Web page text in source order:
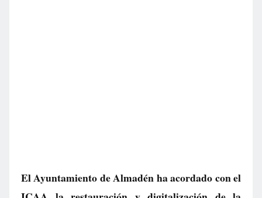
El Ayuntamiento de Almadén ha acordado con el